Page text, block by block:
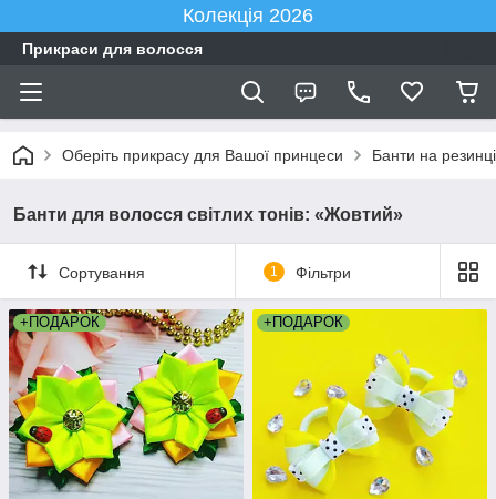
Колекція 2026
Прикраси для волосся
Оберіть прикрасу для Вашої принцеси Банти на резинці
Банти для волосся світлих тонів: «Жовтий»
Сортування 1 Фільтри
+ПОДАРОК +ПОДАРОК